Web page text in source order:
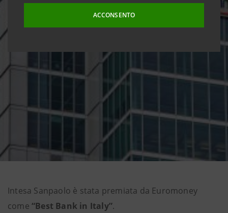
ACCONSENTO
Intesa Sanpaolo è stata premiata da Euromoney
come “Best Bank in Italy”.